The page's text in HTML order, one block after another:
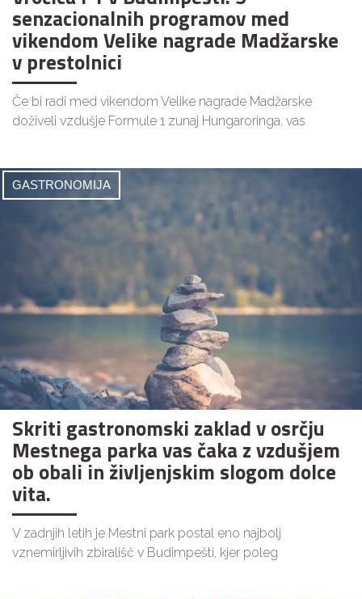
senzacionalnih programov med
vikendom Velike nagrade Madžarske
v prestolnici
Če bi radi med vikendom Velike nagrade Madžarske
doživeli vzdušje Formule 1 zunaj Hungaroringa, vas
GASTRONOMIJA
Skriti gastronomski zaklad v osrčju
Mestnega parka vas čaka z vzdušjem
ob obali in življenjskim slogom dolce
vita.
V zadnjih letih je Mestni park postal eno najbolj
vznemirljivih zbirališč v Budimpešti, kjer poleg